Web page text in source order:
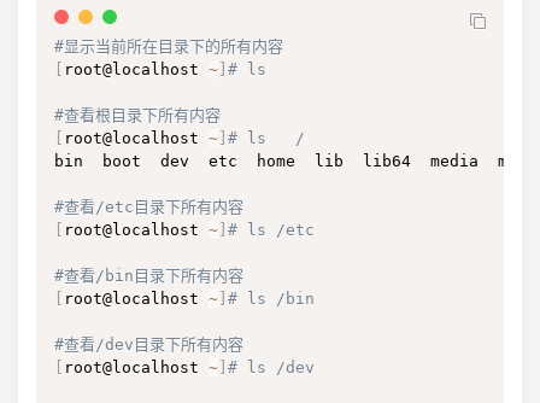
#显示当前所在目录下的所有内容
root@localhost ~ # ls
#查看根目录下所有内容
root@localhost ~ # ls   /
bin  boot  dev  etc  home  lib  lib64  media
#查看/etc目录下所有内容
root@localhost ~ # ls /etc
#查看/bin目录下所有内容
root@localhost ~ # ls /bin
#查看/dev目录下所有内容
root@localhost ~ # ls /dev